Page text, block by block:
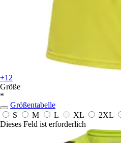
+12
Größe
*
Größentabelle
S
M L XL 2XL
Dieses Feld ist erforderlich